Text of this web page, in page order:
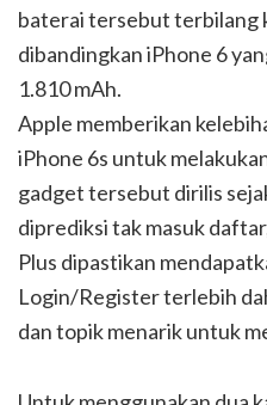
baterai tersebut terbilang
dibandingkan iPhone 6
1.810 mAh.
Apple memberikan
iPhone 6s untuk
gadget tersebut dirilis
diprediksi tak masuk
Plus dipastikan
Login/Register terlebih
dan topik menarik untuk